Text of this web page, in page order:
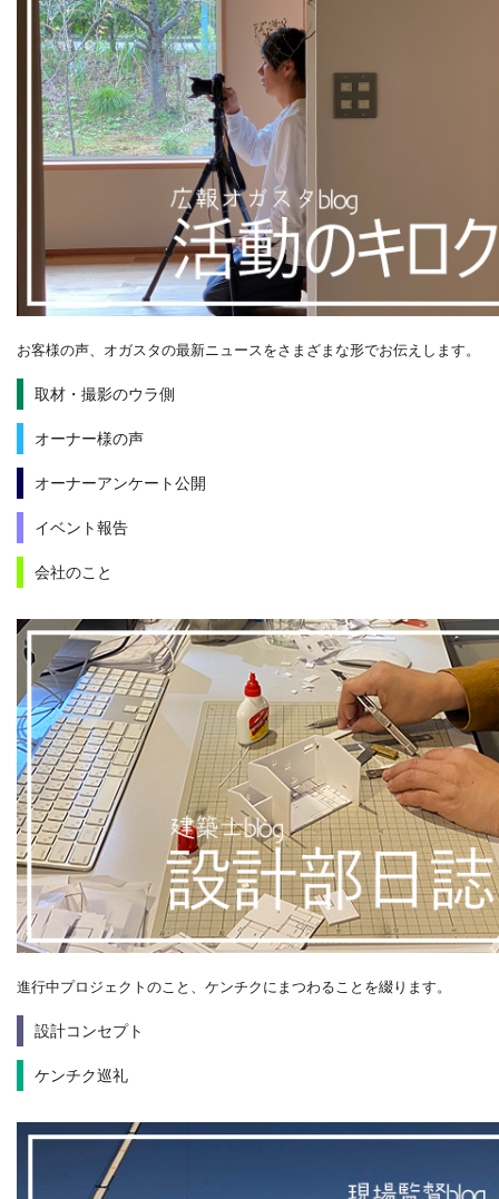
お客様の声、オガスタの最新ニュースをさまざまな形でお伝えします。
取材・撮影のウラ側
オーナー様の声
オーナーアンケート公開
イベント報告
会社のこと
進行中プロジェクトのこと、ケンチクにまつわることを綴ります。
設計コンセプト
ケンチク巡礼